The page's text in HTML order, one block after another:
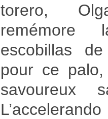
torero,
remémore
escobillas
pour ce
savoureux